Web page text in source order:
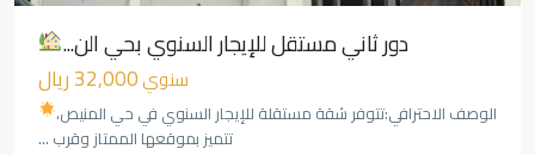
دور ثاني مستقل للإيجار السنوي بحي الن...
سنوي32,000 ريال
الوصف الاحترافي:تتوفر شقة مستقلة للإيجار السنوي في حي المنيص،
تتميز بموقعها الممتاز وقرب ...